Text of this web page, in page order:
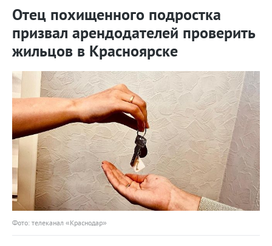
Отец похищенного подростка
призвал арендодателей проверить
жильцов в Красноярске
Фото: телеканал «Краснодар»